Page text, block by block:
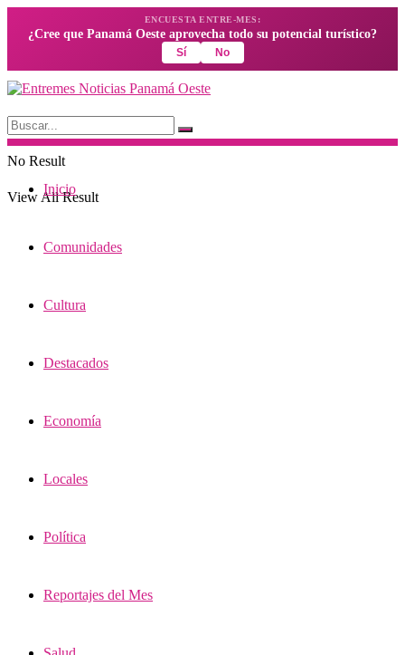
ENCUESTA ENTRE-MES:
¿Cree que Panamá Oeste aprovecha todo su potencial turístico?
Sí No
No Result
View All Result
Inicio
Comunidades
Cultura
Destacados
Economía
Locales
Política
Reportajes del Mes